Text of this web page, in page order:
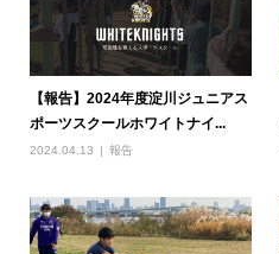
【報告】2024年度淀川ジュニアス
ポーツスクールホワイトナイ...
2024.04.13 報告